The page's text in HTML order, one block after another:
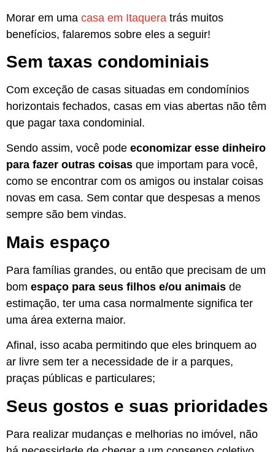
Morar em uma casa em Itaquera trás muitos
benefícios, falaremos sobre eles a seguir!
Sem taxas condominiais
Com exceção de casas situadas em condomínios
horizontais fechados, casas em vias abertas não têm
que pagar taxa condominial.
Sendo assim, você pode economizar esse dinheiro
para fazer outras coisas que importam para você,
como se encontrar com os amigos ou instalar coisas
novas em casa. Sem contar que despesas a menos
sempre são bem vindas.
Mais espaço
Para famílias grandes, ou então que precisam de um
bom espaço para seus filhos e/ou animais de
estimação, ter uma casa normalmente significa ter
uma área externa maior.
Afinal, isso acaba permitindo que eles brinquem ao
ar livre sem ter a necessidade de ir a parques,
praças públicas e particulares;
Seus gostos e suas prioridades
Para realizar mudanças e melhorias no imóvel, não